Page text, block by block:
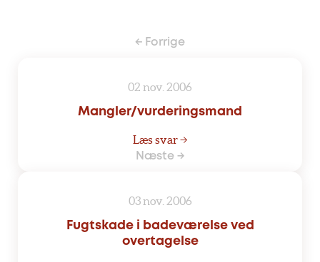
← Forrige
02 nov. 2006
Mangler/vurderingsmand
Læs svar →
Næste →
03 nov. 2006
Fugtskade i badeværelse ved
overtagelse